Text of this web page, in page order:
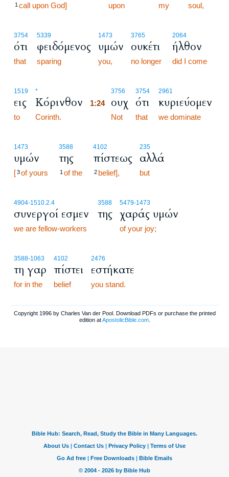
1 call upon God] upon my soul,
3754
ότι
that
5339
φειδόμενος
sparing
1473
υμών
you,
3765
ουκέτι
no longer
2064
ήλθον
did I come
1519
εις
to
*
Κόρινθον
Corinth.
3756
1:24 ουχ
Not
3754
ότι
that
2961
κυριεύομεν
we dominate
1473
υμών
[3of yours
3588
της
1 of the
4102
πίστεως
2 belief],
235
αλλά
but
4904-1510.2.4
συνεργοί εσμεν
we are fellow-workers
3588
της
5479-1473
χαράς υμών
of your joy;
3588-1063
τη γαρ
for in the
4102
πίστει
belief
2476
εστήκατε
you stand.
Copyright 1996 by Charles Van der Pool. Download PDFs or purchase the printed
edition atApostolicBible.com.